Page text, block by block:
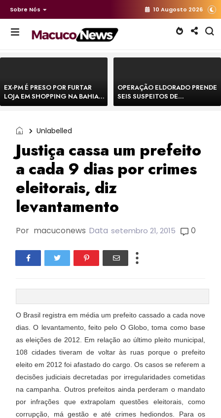
Sobre Nós 10 Augosto 2026
EX-PM É PRESO POR FURTAR
LOJA EM SHOPPING NA BAHIA E
ESCAPA CORRENDO DE
OPERAÇÃO ELDORADO PRENDE
SEIS SUSPEITOS DE
MOVIMENTAR R$ 25 MILHÕES
Unlabelled
Justiça cassa um prefeito
a cada 9 dias por crimes
eleitorais, diz
levantamento
Por macuconews Data setembro 21, 2015 0
O Brasil registra em média um prefeito cassado a cada nove
dias. O levantamento, feito pelo O Globo, toma como base
as eleições de 2012. Em relação ao último pleito municipal,
108 cidades tiveram de voltar às ruas porque o prefeito
eleito em 2012 foi afastado do cargo. Os casos se referem a
decisões judiciais decretadas por irregularidades cometidas
na campanha. Outros prefeitos ainda perderam o mandato
por infrações que extrapolam questões eleitorais, como
corrupção, má gestão e até crimes hediondos. Para os